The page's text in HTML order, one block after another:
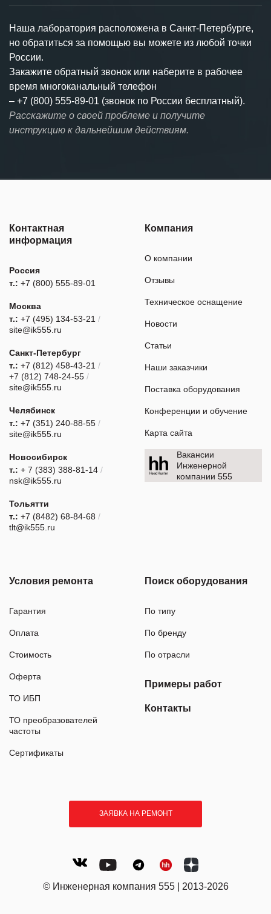
Наша лаборатория расположена в Санкт-Петербурге,
но обратиться за помощью вы можете из любой точки
России.
Закажите обратный звонок или наберите в рабочее
время многоканальный телефон
– +7 (800) 555-89-01 (звонок по России бесплатный).
Расскажите о своей проблеме и получите
инструкцию к дальнейшим действиям.
Контактная
информация
Россия
т.: +7 (800) 555-89-01
Москва
т.: +7 (495) 134-53-21 /
site@ik555.ru
Санкт-Петербург
т.: +7 (812) 458-43-21 /
+7 (812) 748-24-55 /
site@ik555.ru
Челябинск
т.: +7 (351) 240-88-55 /
site@ik555.ru
Новосибирск
т.: + 7 (383) 388-81-14 /
nsk@ik555.ru
Тольятти
т.: +7 (8482) 68-84-68 /
tlt@ik555.ru
Компания
О компании
Отзывы
Техническое оснащение
Новости
Статьи
Наши заказчики
Поставка оборудования
Конференции и обучение
Карта сайта
Вакансии
Инженерной
компании 555
Условия ремонта
Гарантия
Оплата
Стоимость
Оферта
ТО ИБП
ТО преобразователей
частоты
Сертификаты
Поиск оборудования
По типу
По бренду
По отрасли
Примеры работ
Контакты
ЗАЯВКА НА РЕМОНТ
© Инженерная компания 555 | 2013-2026